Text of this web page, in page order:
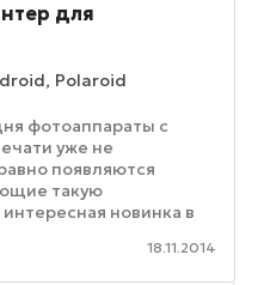
для
Polaroid
фотоаппараты с
уже не
появляются
такую
новинка в
под названием Prynt, с
18.11.2014